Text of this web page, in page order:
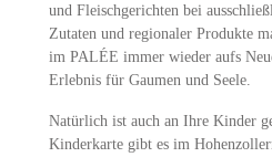
und Fleischgerichten bei
Zutaten und regionaler Produkte
im PALÉE immer wieder aufs
Erlebnis für Gaumen und Seele.
Natürlich ist auch an Ihre Kinder
Kinderkarte gibt es im